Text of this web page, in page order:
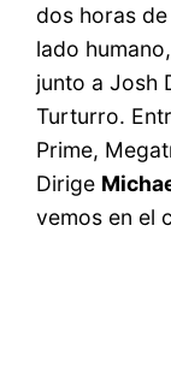
dos horas
lado
junto a Josh
Turturro.
Prime,
Dirige
vemos en el